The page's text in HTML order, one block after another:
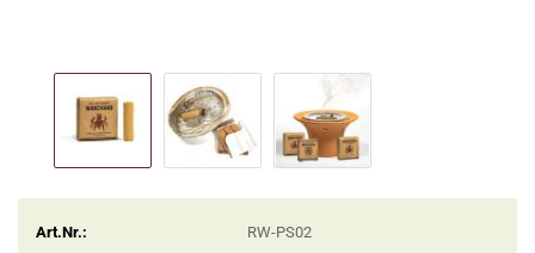
Art.Nr.:
RW-PS02